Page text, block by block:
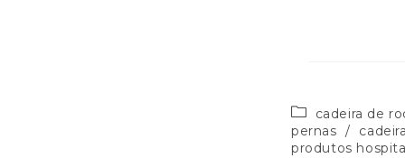
cadeira de
pernas /
produtos